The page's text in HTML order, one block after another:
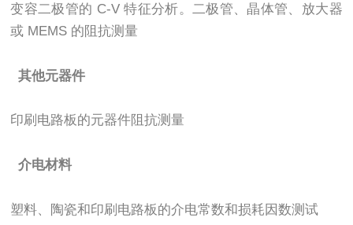
变容二极管的 C-V特征分析。二极管、晶体管、放大器
或 MEMS 的阻抗测量
其他元器件
印刷电路板的元器件阻抗测量
介电材料
塑料、陶瓷和印刷电路板的介电常数和损耗因数测试